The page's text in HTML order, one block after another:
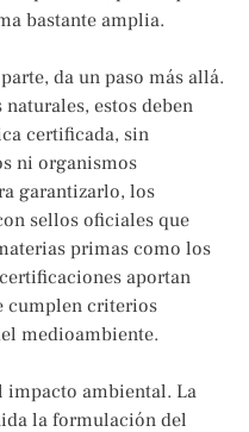
bastante amplia.
da un paso más allá.
estos deben
certificada, sin
ni organismos
garantizarlo, los
sellos oficiales que
primas como los
aportan
cumplen criterios
medioambiente.
impacto ambiental. La
la formulación del